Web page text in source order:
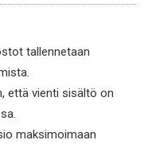
tallennetaan
että vienti sisältö on
maksimoimaan